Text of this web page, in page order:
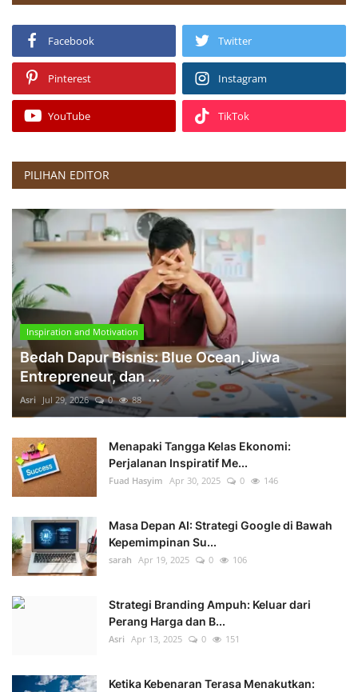
Facebook Twitter
Pinterest Instagram
YouTube TikTok
PILIHAN EDITOR
Inspiration and Motivation
Bedah Dapur Bisnis: Blue Ocean, Jiwa
Entrepreneur, dan ...
Asri Jul 29, 2026 0 88
Menapaki Tangga Kelas Ekonomi:
Perjalanan Inspiratif Me...
Fuad Hasyim Apr 30, 2025 0 146
Masa Depan AI: Strategi Google di Bawah
Kepemimpinan Su...
sarah Apr 19, 2025 0 106
Strategi Branding Ampuh: Keluar dari
Perang Harga dan B...
Asri Apr 13, 2025 0 151
Ketika Kebenaran Terasa Menakutkan: